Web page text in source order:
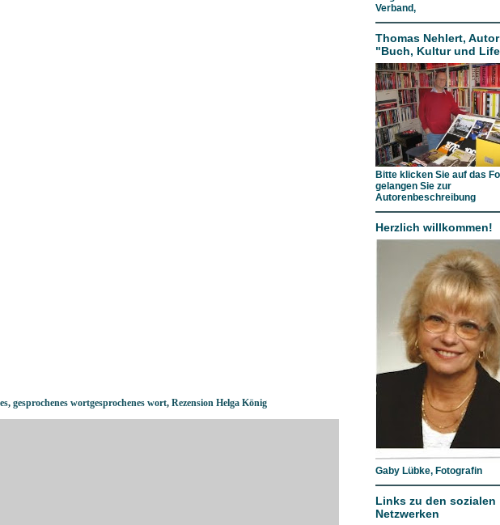
, gesprochenes wortgesprochenes wort, Rezension Helga König
Verband,
Thomas Nehlert,
"Buch, Kultur und
Bitte klicken Sie auf das
gelangen Sie zur
Autorenbeschreibung
Herzlich willkommen!
Gaby Lübke, Fotografin
Links zu den sozialen
Netzwerken